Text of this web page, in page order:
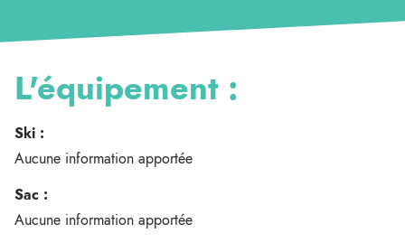
L'équipement :
Ski :
Aucune information apportée
Sac :
Aucune information apportée